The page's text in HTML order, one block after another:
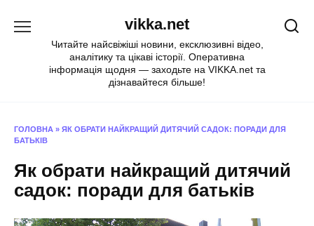
vikka.net
Читайте найсвіжіші новини, ексклюзивні відео,
аналітику та цікаві історії. Оперативна
інформація щодня — заходьте на VIKKA.net та
дізнавайтеся більше!
ГОЛОВНА » ЯК ОБРАТИ НАЙКРАЩИЙ ДИТЯЧИЙ САДОК: ПОРАДИ ДЛЯ
БАТЬКІВ
Як обрати найкращий дитячий
садок: поради для батьків